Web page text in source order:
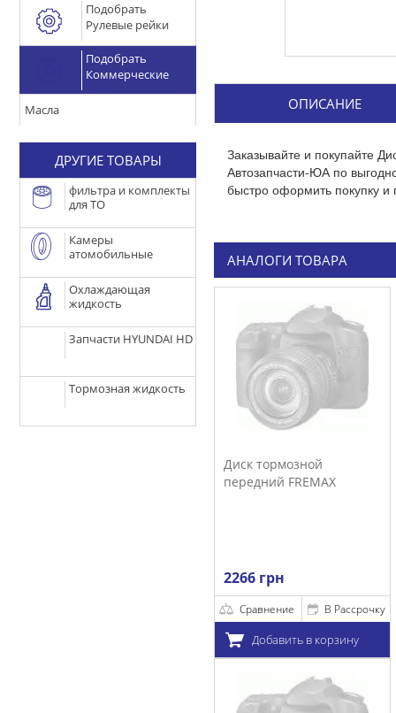
Подобрать
Рулевые рейки
Подобрать
Коммерческие
Масла
ДРУГИЕ ТОВАРЫ
фильтра и комплекты
для ТО
Камеры
атомобильные
Охлаждающая
жидкость
Запчасти HYUNDAI HD
Тормозная жидкость
ОПИСАНИЕ
Заказывайте и покупайте
Автозапчасти-ЮА по
быстро оформить покупку и
АНАЛОГИ ТОВАРА
Диск тормозной
передний FREMAX
2266 грн
Сравнение В Рассрочку
Добавить в корзину